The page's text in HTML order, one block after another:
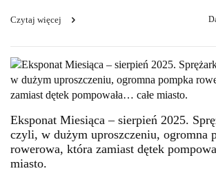
Czytaj więcej
Eksponat Miesiąca – sierpień 2025.
czyli, w dużym uproszczeniu, ogromna
rowerowa, która zamiast dętek
miasto.